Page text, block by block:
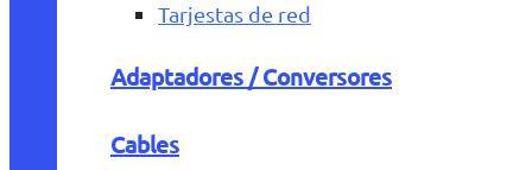
Tarjestas de red
Adaptadores / Conversores
Cables